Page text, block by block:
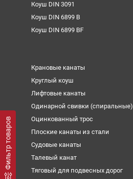
Фильтр товаров
Коуш DIN 3091
Коуш DIN 6899 B
Коуш DIN 6899 BF
Крановые канаты
Круглый коуш
Лифтовые канаты
Одинарной свивки (спиральные)
Оцинкованный трос
Плоские канаты из стали
Судовые канаты
Талевый канат
Тяговый для подвесных дорог